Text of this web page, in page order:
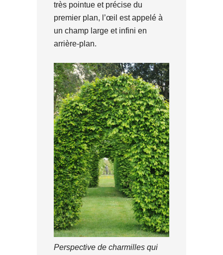
très pointue et précise du
premier plan, l’œil est appelé à
un champ large et infini en
arrière-plan.
Perspective de charmilles qui